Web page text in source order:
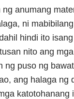
anumang
ni
hindi ito
nito ang mga
ng puso ng
ang halaga ng
katotohanang